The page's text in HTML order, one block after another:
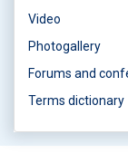
Video
Photogallery
Forums and
Terms dictionary